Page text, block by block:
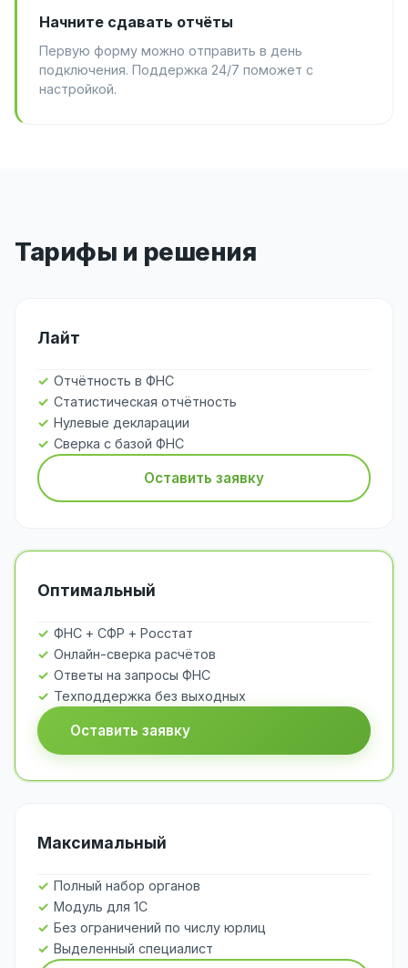
Начните сдавать отчёты
Первую форму можно отправить в день
подключения. Поддержка 24/7 поможет с
настройкой.
Тарифы и решения
Лайт
Отчётность в ФНС
Статистическая отчётность
Нулевые декларации
Сверка с базой ФНС
Оставить заявку
Оптимальный
ФНС + СФР + Росстат
Онлайн-сверка расчётов
Ответы на запросы ФНС
Техподдержка без выходных
Оставить заявку
Максимальный
Полный набор органов
Модуль для 1С
Без ограничений по числу юрлиц
Выделенный специалист